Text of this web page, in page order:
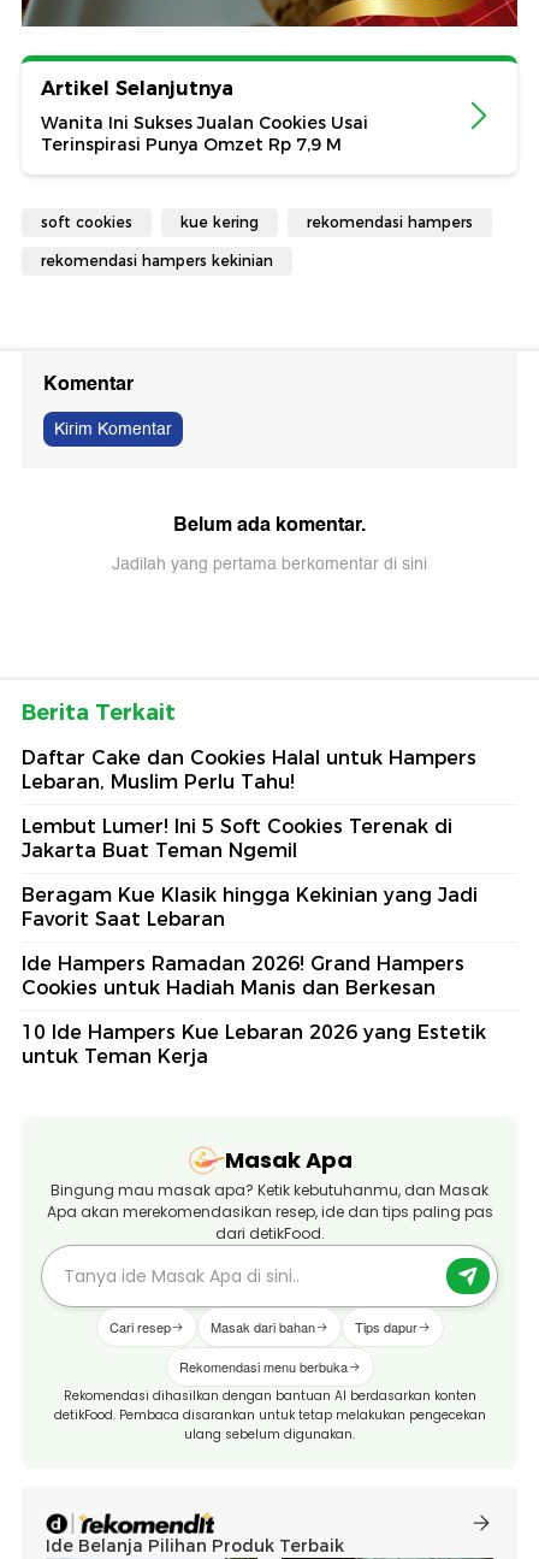
Artikel Selanjutnya
Wanita Ini Sukses Jualan Cookies Usai
Terinspirasi Punya Omzet Rp 7,9 M
soft cookies kue kering rekomendasi hampers
rekomendasi hampers kekinian
Komentar
Kirim Komentar
Belum ada komentar.
Jadilah yang pertama berkomentar di sini
Berita Terkait
Daftar Cake dan Cookies Halal untuk Hampers
Lebaran, Muslim Perlu Tahu!
Lembut Lumer! Ini 5 Soft Cookies Terenak di
Jakarta Buat Teman Ngemil
Beragam Kue Klasik hingga Kekinian yang Jadi
Favorit Saat Lebaran
Ide Hampers Ramadan 2026! Grand Hampers
Cookies untuk Hadiah Manis dan Berkesan
10 Ide Hampers Kue Lebaran 2026 yang Estetik
untuk Teman Kerja
Masak Apa
Bingung mau masak apa? Ketik kebutuhanmu, dan Masak
Apa akan merekomendasikan resep, ide dan tips paling pas
dari detikFood.
Cari resep Masak dari bahan Tips dapur
Rekomendasi menu berbuka
Rekomendasi dihasilkan dengan bantuan AI berdasarkan konten
detikFood. Pembaca disarankan untuk tetap melakukan pengecekan
ulang sebelum digunakan.